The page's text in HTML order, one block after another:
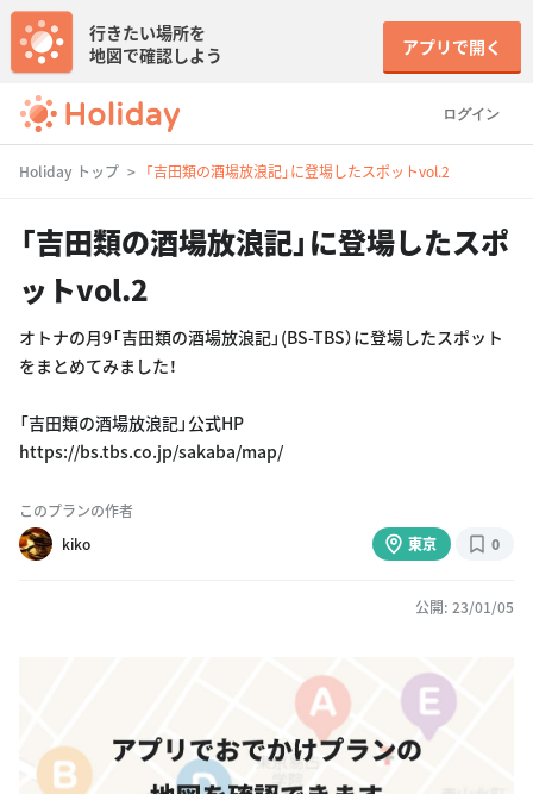
ログイン
行きたい場所を
地図で確認しよう
アプリで開く
Holiday トップ 「吉田類の酒場放浪記」に登場したスポットvol.2
「吉田類の酒場放浪記」に登場したスポ
ットvol.2
オトナの月9「吉田類の酒場放浪記」(BS-TBS）に登場したスポット
をまとめてみました！
「吉田類の酒場放浪記」公式HP
https://bs.tbs.co.jp/sakaba/map/
このプランの作者
kiko
東京 0
公開: 23/01/05